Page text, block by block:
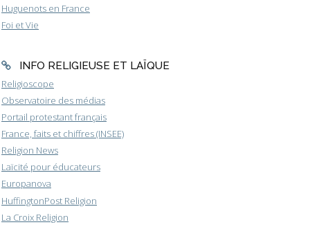
Huguenots en France
Foi et Vie
INFO RELIGIEUSE ET LAÏQUE
Religioscope
Observatoire des médias
Portail protestant français
France, faits et chiffres (INSEE)
Religion News
Laïcité pour éducateurs
Europanova
HuffingtonPost Religion
La Croix Religion